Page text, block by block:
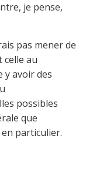
je pense,
pas mener de
celle au
y avoir des
possibles
que
particulier.